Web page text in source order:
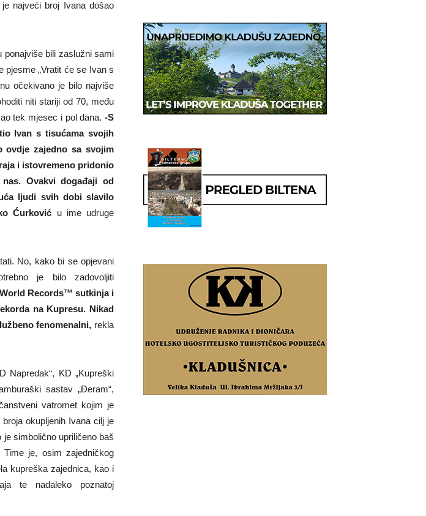
najveći broj Ivana došao
ponajviše bili zaslužni sami
pjesme „Vratit će se Ivan s
očekivano je bilo najviše
niti stariji od 70, među
tek mjesec i pol dana. -S
Ivan s tisućama svojih
ovdje zajedno sa svojim
i istovremeno pridonio
Ovakvi događaji od
ljudi svih dobi slavilo
Ćurković u ime udruge
No, kako bi se opjevani
je bilo zadovoljiti
Records™ sutkinja i
na Kupresu. Nikad
fenomenalni, rekla
Napredak“, KD „Kupreški
sastav „Đeram“,
vatromet kojim je
okupljenih Ivana cilj je
simbolično upriličeno baš
je, osim zajedničkog
kupreška zajednica, kao i
te nadaleko poznatoj